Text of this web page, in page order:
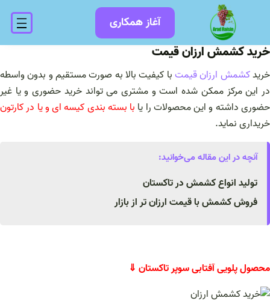
آغاز همکاری
خرید کشمش ارزان قیمت
خریدکشمش ارزان قیمتبا کیفیت بالا به صورت مستقیم و بدون واسطه
در این مرکز ممکن شده است و مشتری می تواند خرید حضوری و یا غیر
حضوری داشته و این محصولات را یا با بسته بندی کیسه ای و یا در کارتون
خریداری نماید.
آنچه در این مقاله می‌خوانید:
تولید انواع کشمش در تاکستان
فروش کشمش با قیمت ارزان تر از بازار
محصول پلویی آفتابی سوپر تاکستان ⇓